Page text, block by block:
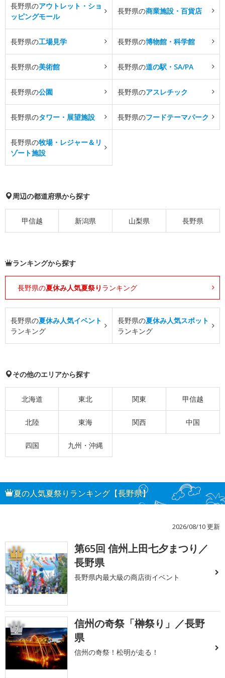
長野県のアウトレット・ショ
ッピングモール
長野県の商業施設・百貨店
長野県の工場見学 長野県の博物館・科学館
長野県の美術館 長野県の道の駅・SA/PA
長野県の公園 長野県のアスレチック
長野県のタワー・展望施設 長野県のフードテーマパーク
長野県の牧場・レジャー＆リ
ゾート施設
周辺の都道府県から探す
甲信越 新潟県 山梨県 長野県
ランキングから探す
長野県の夏休み人気夏祭り ランキング
長野県の夏休み人気イベント
ランキング
長野県の夏休み人気スポット
ランキング
その他のエリアから探す
北海道 東北 関東 甲信越
北陸 東海 関西 中国
四国 九州・沖縄
夏の人気夏祭りランキング【長野県】
2026/08/10 更新
1
第65回 信州上田七夕まつり／
長野県
長野県内最大級の商店街イベント
2
信州の奇祭「榊祭り」／長野
県
信州の奇祭！松明が走る！